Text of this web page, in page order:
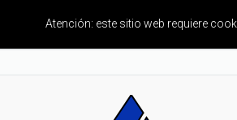
Atención: este sitio web requiere